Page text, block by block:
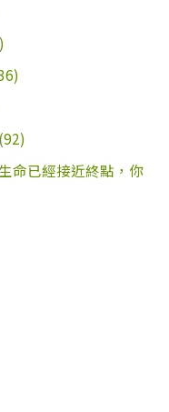
命已經接近終點，你